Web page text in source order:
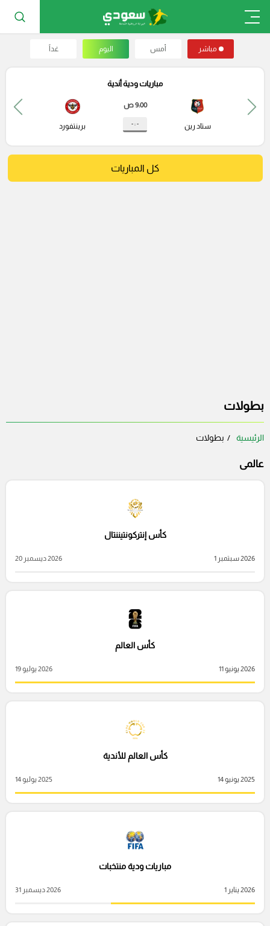
مباشر أمس اليوم غداً
مباريات ودية أندية
ستاد رين
9:00 ص
- : - برينتفورد
كل المباريات
بطولات
الرئيسية بطولات
عالمى
كأس إنتركونتيننتال
2026 سبتمبر 1 2026 ديسمبر 20
كأس العالم
2026 يونيو 11 2026 يوليو 19
كأس العالم للأندية
2025 يونيو 14 2025 يوليو 14
مباريات ودية منتخبات
2026 يناير 1 2026 ديسمبر 31